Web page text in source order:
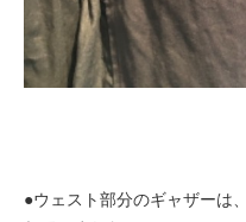
●ウェスト部分のギャザーは